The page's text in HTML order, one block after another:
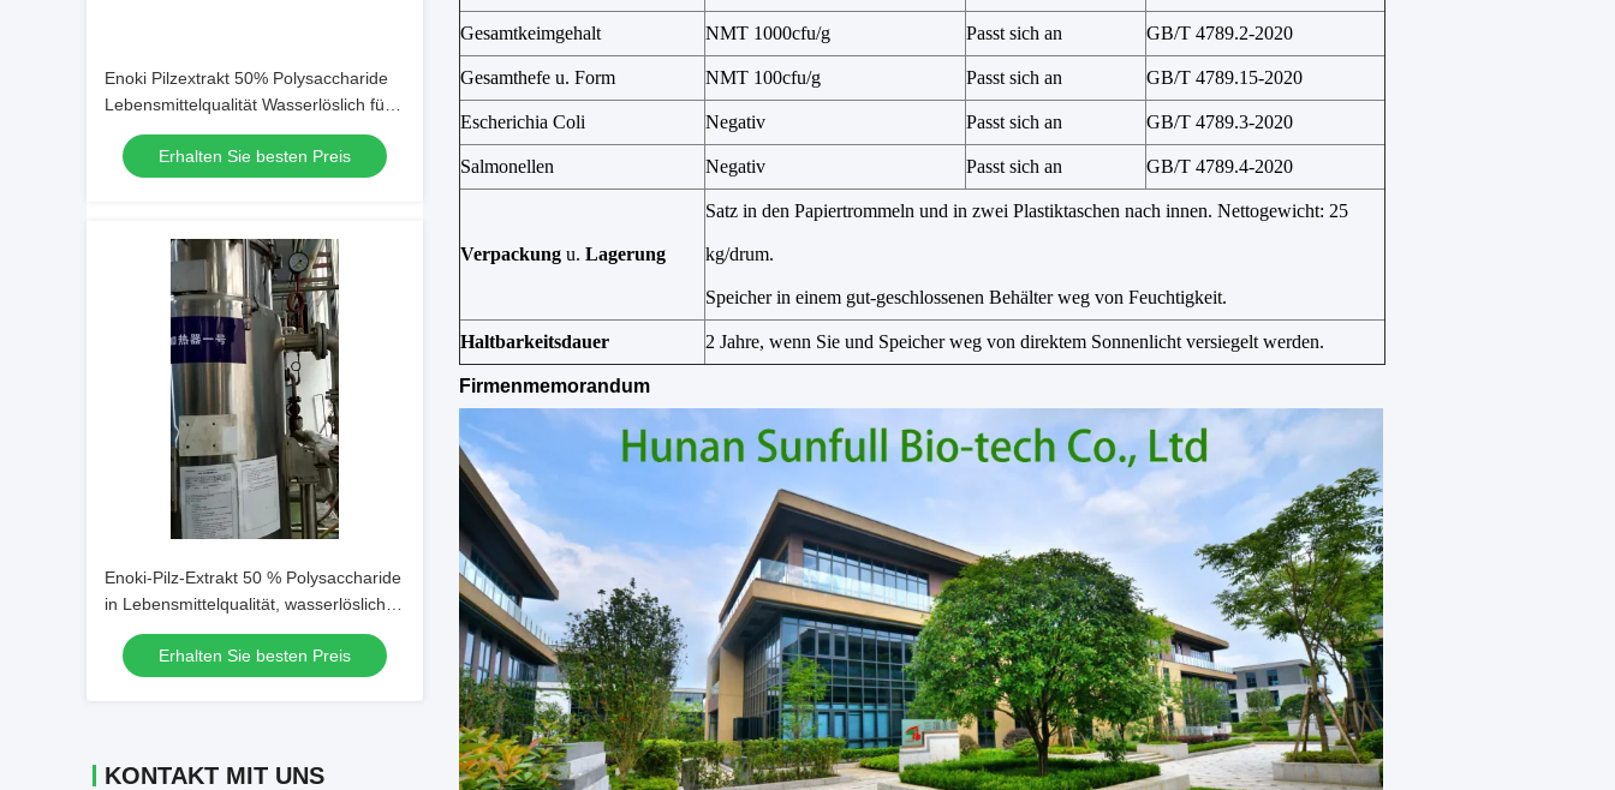
Enoki Pilzextrakt 50% Polysaccharide
Lebensmittelqualität Wasserlöslich für
funktionelle Lebensmittel und
Gesundheitsprodukte
Erhalten Sie besten Preis
Enoki-Pilz-Extrakt 50 % Polysaccharide
in Lebensmittelqualität, wasserlöslich
für funktionelle Lebensmittel und
Gesundheitswesen
Erhalten Sie besten Preis
KONTAKT MIT UNS
Gesamtkeimgehalt NMT 1000cfu/g Passt sich an GB/T 4789.2-2020
Gesamthefe u. Form NMT 100cfu/g Passt sich an GB/T 4789.15-2020
Escherichia Coli Negativ Passt sich an GB/T 4789.3-2020
Salmonellen Negativ Passt sich an GB/T 4789.4-2020
Verpackung u. Lagerung
Satz in den Papiertrommeln und in zwei Plastiktaschen nach innen. Nettogewicht: 25
kg/drum.
Speicher in einem gut-geschlossenen Behälter weg von Feuchtigkeit.
Haltbarkeitsdauer 2 Jahre, wenn Sie und Speicher weg von direktem Sonnenlicht versiegelt werden.
Firmenmemorandum